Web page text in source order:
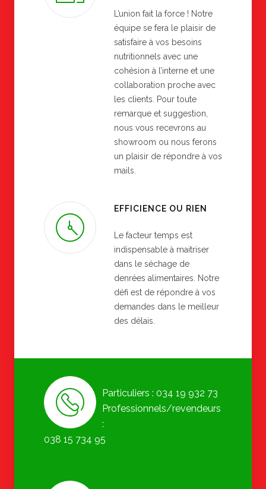
L’union fait la force ! Notre
équipe se fera le plaisir de
satisfaire à vos besoins
nutritionnels avec une
cohésion à l’interne et une
collaboration proche avec
les clients. Pour toute
remarque et suggestion,
nous vous recevrons au
showroom ou nous ferons
un plaisir de répondre à vos
mails.
EFFICIENCE OU RIEN
Le facteur temps est
indispensable à maitriser
dans le séchage de
denrées alimentaires. Notre
défi est de répondre à vos
demandes dans le meilleur
des délais.
Particuliers : 034 19 932 73
Professionnels/revendeurs
:
038 15 734 95